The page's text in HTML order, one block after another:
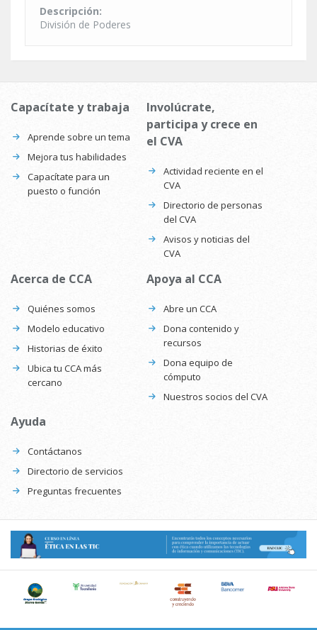
Descripción:
División de Poderes
Capacítate y trabaja
Aprende sobre un tema
Mejora tus habilidades
Capacítate para un
puesto o función
Involúcrate,
participa y crece en
el CVA
Actividad reciente en el
CVA
Directorio de personas
del CVA
Avisos y noticias del
CVA
Acerca de CCA
Quiénes somos
Modelo educativo
Historias de éxito
Ubica tu CCA más
cercano
Apoya al CCA
Abre un CCA
Dona contenido y
recursos
Dona equipo de
cómputo
Nuestros socios del CVA
Ayuda
Contáctanos
Directorio de servicios
Preguntas frecuentes